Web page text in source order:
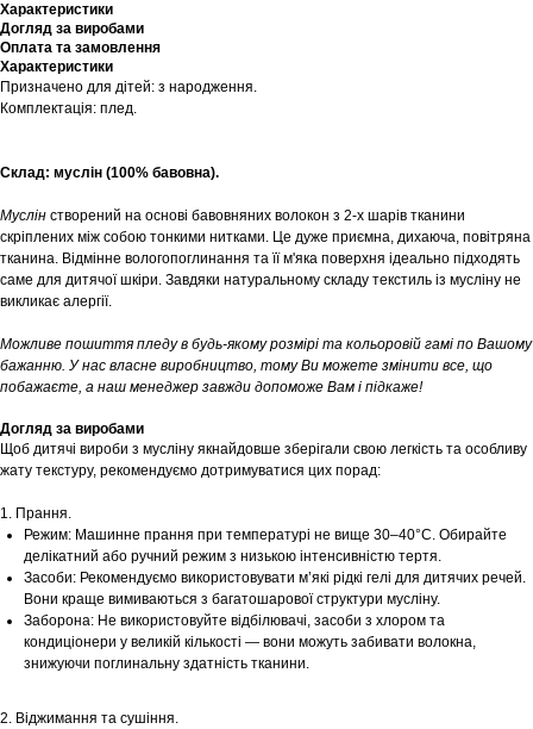
Характеристики
Догляд за виробами
Оплата та замовлення
Характеристики
Призначено для дітей: з народження.
Комплектація: плед.
Склад: муслін (100% бавовна).
Муслін створений на основі бавовняних волокон з 2-х шарів тканини
скріплених між собою тонкими нитками. Це дуже приємна, дихаюча, повітряна
тканина. Відмінне вологопоглинання та її м'яка поверхня ідеально підходять
саме для дитячої шкіри. Завдяки натуральному складу текстиль із мусліну не
викликає алергії.
Можливе пошиття пледу в будь-якому розмірі та кольоровій гамі по Вашому
бажанню. У нас власне виробництво, тому Ви можете змінити все, що
побажаєте, а наш менеджер завжди допоможе Вам і підкаже!
Догляд за виробами
Щоб дитячі вироби з мусліну якнайдовше зберігали свою легкість та особливу
жату текстуру, рекомендуємо дотримуватися цих порад:
1. Прання.
Режим: Машинне прання при температурі не вище 30–40°С. Обирайте
делікатний або ручний режим з низькою інтенсивністю тертя.
Засоби: Рекомендуємо використовувати м’які рідкі гелі для дитячих речей.
Вони краще вимиваються з багатошарової структури мусліну.
Заборона: Не використовуйте відбілювачі, засоби з хлором та
кондиціонери у великій кількості — вони можуть забивати волокна,
знижуючи поглинальну здатність тканини.
2. Віджимання та сушіння.